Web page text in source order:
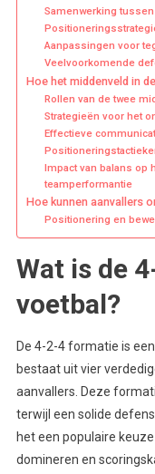
Samenwerking
Aanpassingen voor
Veelvoorkomende
Hoe het middenveld in
Rollen van de twee
Strategieën voor het
Effectieve
Impact van balans op
teamperformantie
Hoe kunnen aanvallers
Positionering en
Wat is de
voetbal?
De 4-2-4 formatie is
bestaat uit vier
aanvallers. Deze
terwijl een solide
het een populaire
domineren en